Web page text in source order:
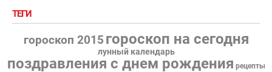
ТЕГИ
гороскоп 2015 гороскоп на сегодня
лунный календарь
поздравления с днем рождения рецепты